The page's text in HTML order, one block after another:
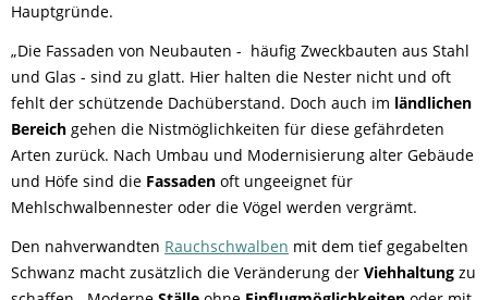
Hauptgründe.
„Die Fassaden von Neubauten - häufig Zweckbauten aus Stahl
und Glas - sind zu glatt. Hier halten die Nester nicht und oft
fehlt der schützende Dachüberstand. Doch auch im ländlichen
Bereich gehen die Nistmöglichkeiten für diese gefährdeten
Arten zurück. Nach Umbau und Modernisierung alter Gebäude
und Höfe sind die Fassaden oft ungeeignet für
Mehlschwalbennester oder die Vögel werden vergrämt.
Den nahverwandten Rauchschwalben mit dem tief gegabelten
Schwanz macht zusätzlich die Veränderung der Viehhaltung zu